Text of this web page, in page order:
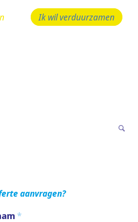
Ik wil verduurzamen
aanvragen?
*